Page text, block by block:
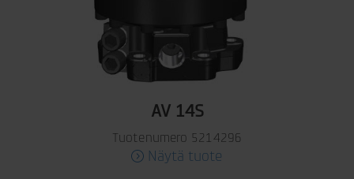
AV 14S
Tuotenumero 5214296
Näytä tuote